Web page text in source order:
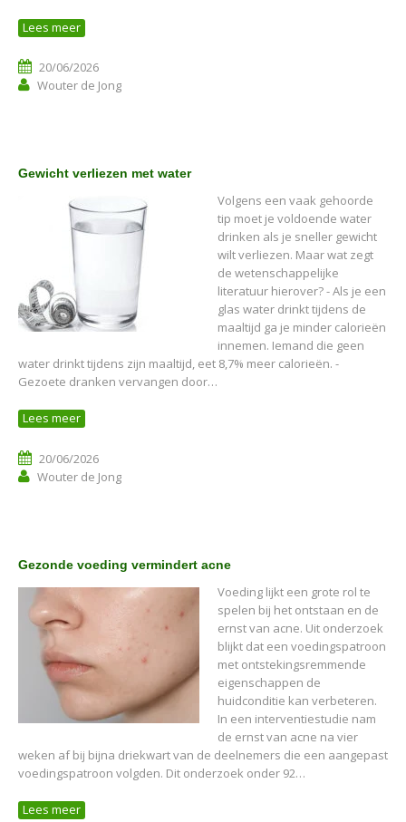
Lees meer
20/06/2026
Wouter de Jong
Gewicht verliezen met water
Volgens een vaak gehoorde
tip moet je voldoende water
drinken als je sneller gewicht
wilt verliezen. Maar wat zegt
de wetenschappelijke
literatuur hierover? - Als je een
glas water drinkt tijdens de
maaltijd ga je minder calorieën
innemen. Iemand die geen
water drinkt tijdens zijn maaltijd, eet 8,7% meer calorieën. -
Gezoete dranken vervangen door…
Lees meer
20/06/2026
Wouter de Jong
Gezonde voeding vermindert acne
Voeding lijkt een grote rol te
spelen bij het ontstaan en de
ernst van acne. Uit onderzoek
blijkt dat een voedingspatroon
met ontstekingsremmende
eigenschappen de
huidconditie kan verbeteren.
In een interventiestudie nam
de ernst van acne na vier
weken af bij bijna driekwart van de deelnemers die een aangepast
voedingspatroon volgden. Dit onderzoek onder 92…
Lees meer